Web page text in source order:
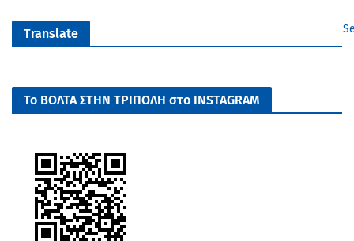
Translate
Το ΒΟΛΤΑ ΣΤΗΝ ΤΡΙΠΟΛΗ στο INSTAGRAM